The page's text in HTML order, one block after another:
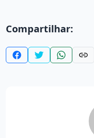
Compartilhar: